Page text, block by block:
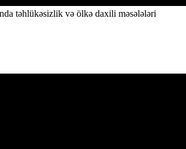
təhlükəsizlik və ölkə daxili məsələləri